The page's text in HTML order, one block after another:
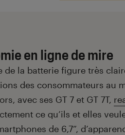
en ligne de mire
de la batterie figure très
des consommateurs au
avec ses GT 7 et GT 7T,
ce qu’ils et elles
de 6,7”,